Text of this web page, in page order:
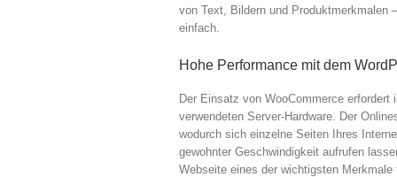
von Text, Bildern und Produktmerkmalen
einfach.
Hohe Performance mit dem
Der Einsatz von WooCommerce
verwendeten Server-Hardware. Der
wodurch sich einzelne Seiten Ihres
gewohnter Geschwindigkeit aufrufen
Webseite eines der wichtigsten